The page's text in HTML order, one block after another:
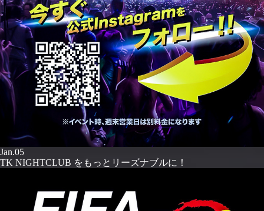
Jan.05
TK NIGHTCLUB をもっとリーズナブルに！